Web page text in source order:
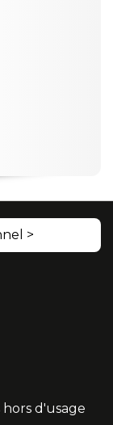
>
d'usage